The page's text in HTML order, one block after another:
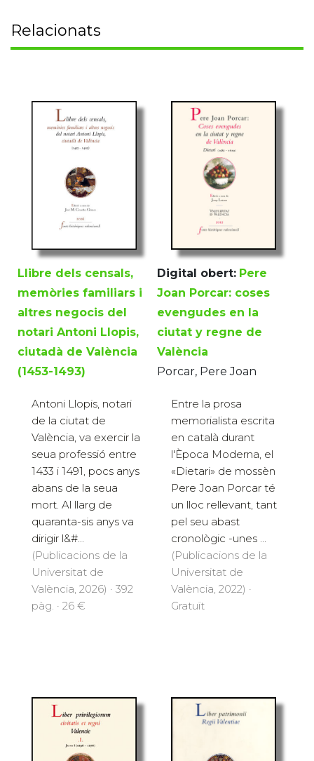
Relacionats
Llibre dels censals,
memòries familiars i
altres negocis del
notari Antoni Llopis,
ciutadà de València
(1453-1493)
Antoni Llopis, notari
de la ciutat de
València, va exercir la
seua professió entre
1433 i 1491, pocs anys
abans de la seua
mort. Al llarg de
quaranta-sis anys va
dirigir l&#...
(Publicacions de la
Universitat de
València, 2026) · 392
pàg. · 26 €
Digital obert: Pere
Joan Porcar: coses
evengudes en la
ciutat y regne de
València
Porcar, Pere Joan
Entre la prosa
memorialista escrita
en català durant
l'Època Moderna, el
«Dietari» de mossèn
Pere Joan Porcar té
un lloc rellevant, tant
pel seu abast
cronològic -unes ...
(Publicacions de la
Universitat de
València, 2022) ·
Gratuït